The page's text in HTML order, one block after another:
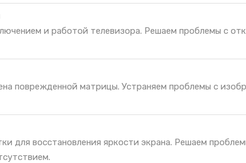
и работой телевизора. Решаем проблемы с
поврежденной матрицы. Устраняем проблемы с
для восстановления яркости экрана. Решаем